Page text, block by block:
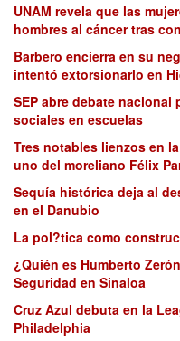
UNAM revela que las
hombres al cáncer tras
Barbero encierra en su
intentó extorsionarlo en
SEP abre debate nacional
sociales en escuelas
Tres notables lienzos en
uno del moreliano Félix
Sequía histórica deja al
en el Danubio
La pol?tica como
¿Quién es Humberto
Seguridad en Sinaloa
Cruz Azul debuta en la
Philadelphia